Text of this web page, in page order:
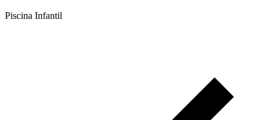
Piscina Infantil